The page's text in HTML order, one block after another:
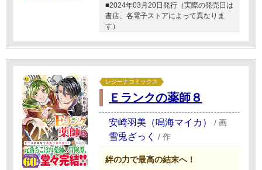
■2024年03月20日発行（実際の発売日は
書店、各電子ストアによって異なりま
す）
レジーナコミックス
Ｅランクの薬師８
安崎羽美（鳴海マイカ） / 画
雪兎ざっく / 作
絆の力で最高の結末へ！